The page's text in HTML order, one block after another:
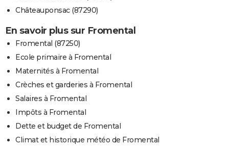
Châteauponsac (87290)
En savoir plus sur Fromental
Fromental (87250)
Ecole primaire à Fromental
Maternités à Fromental
Crèches et garderies à Fromental
Salaires à Fromental
Impôts à Fromental
Dette et budget de Fromental
Climat et historique météo de Fromental